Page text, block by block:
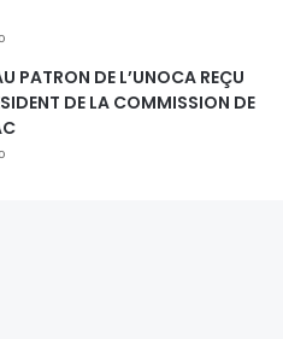
PATRON DE L’UNOCA REÇU
DE LA COMMISSION DE